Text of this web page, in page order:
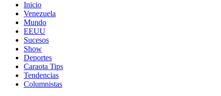
Inicio
Venezuela
Mundo
EEUU
Sucesos
Show
Deportes
Caraota Tips
Tendencias
Columnistas